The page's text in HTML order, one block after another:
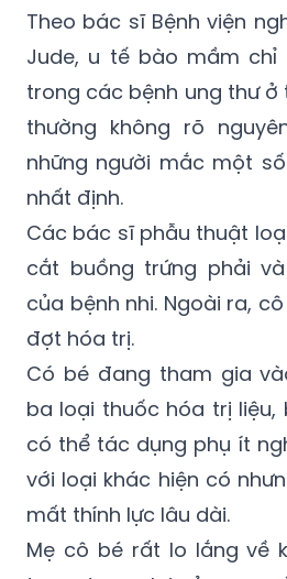
trong các bệnh ung thư ở
thường không rõ
những người mắc một
nhất định.
Các bác sĩ phẫu thuật
cắt buồng trứng phải
của bệnh nhi. Ngoài ra,
đợt hóa trị.
Có bé đang tham gia
ba loại thuốc hóa trị liệu,
có thể tác dụng phụ ít
với loại khác hiện có
mất thính lực lâu dài.
Mẹ cô bé rất lo lắng về
trong tương lai của con
sĩ hy vọng liều hóa trị